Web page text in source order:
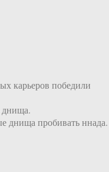
карьеров победили
днища.
днища пробивать ннада.